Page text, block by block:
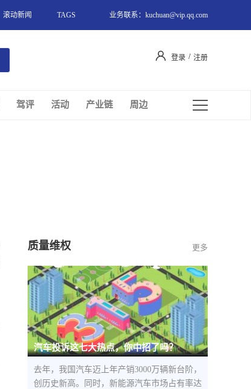
滚动新闻 TAGS 业务联系：kuchuan@vip.qq.com
登录 / 注册
驾评 活动 产业链 周边
质量维权 更多
汽车投诉这七大热点，你中招了吗？
去年，我国汽车迈上年产销3000万辆新台阶，
创历史新高。同时，新能源汽车市场占有率达